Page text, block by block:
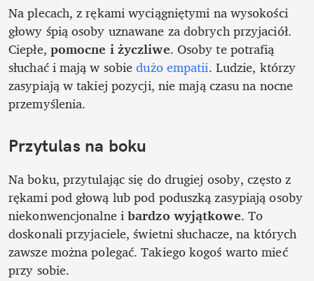
Na plecach, z rękami wyciągniętymi na wysokości
głowy śpią osoby uznawane za dobrych przyjaciół.
Ciepłe, pomocne i życzliwe. Osoby te potrafią
słuchać i mają w sobie dużo empatii. Ludzie, którzy
zasypiają w takiej pozycji, nie mają czasu na nocne
przemyślenia.
Przytulas na boku
Na boku, przytulając się do drugiej osoby, często z
rękami pod głową lub pod poduszką zasypiają osoby
niekonwencjonalne i bardzo wyjątkowe. To
doskonali przyjaciele, świetni słuchacze, na których
zawsze można polegać. Takiego kogoś warto mieć
przy sobie.